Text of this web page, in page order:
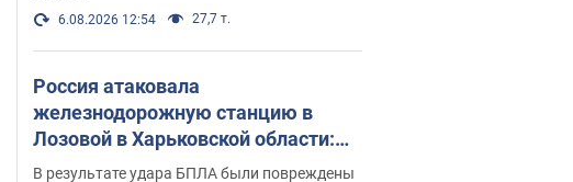
6.08.2026 12:54 27,7 т.
Россия атаковала
железнодорожную станцию в
Лозовой в Харьковской области:
есть погибшие и раненые
В результате удара БПЛА были повреждены